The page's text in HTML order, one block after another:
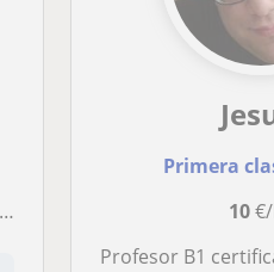
Primera
10
Profesor B1 certificado y